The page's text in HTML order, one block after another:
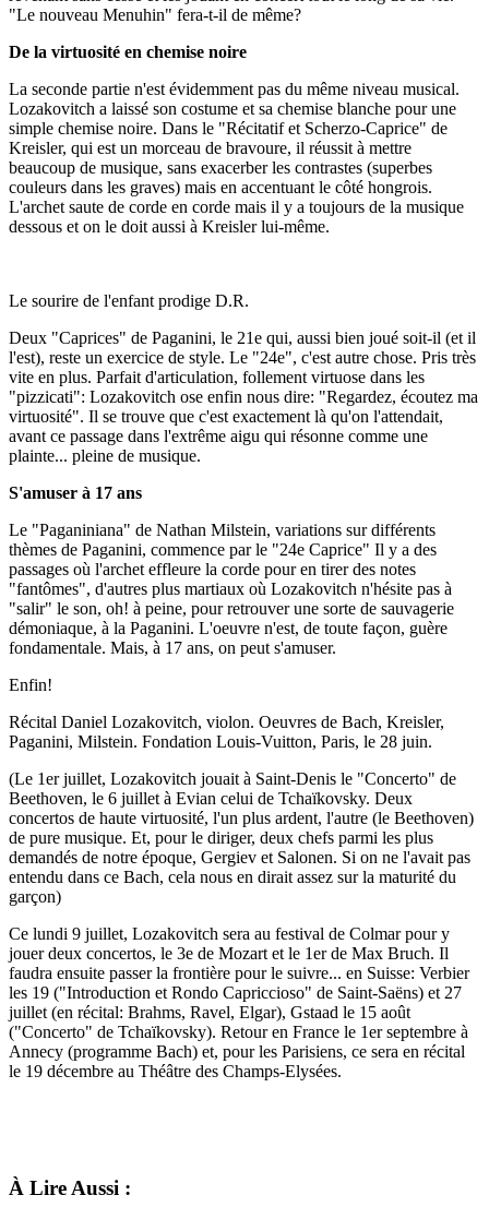
"Le nouveau Menuhin" fera-t-il de même?
De la virtuosité en chemise noire
La seconde partie n'est évidemment pas du même niveau musical.
Lozakovitch a laissé son costume et sa chemise blanche pour une
simple chemise noire. Dans le "Récitatif et Scherzo-Caprice" de
Kreisler, qui est un morceau de bravoure, il réussit à mettre
beaucoup de musique, sans exacerber les contrastes (superbes
couleurs dans les graves) mais en accentuant le côté hongrois.
L'archet saute de corde en corde mais il y a toujours de la musique
dessous et on le doit aussi à Kreisler lui-même.
Le sourire de l'enfant prodige D.R.
Deux "Caprices" de Paganini, le 21e qui, aussi bien joué soit-il (et il
l'est), reste un exercice de style. Le "24e", c'est autre chose. Pris très
vite en plus. Parfait d'articulation, follement virtuose dans les
"pizzicati": Lozakovitch ose enfin nous dire: "Regardez, écoutez ma
virtuosité". Il se trouve que c'est exactement là qu'on l'attendait,
avant ce passage dans l'extrême aigu qui résonne comme une
plainte... pleine de musique.
S'amuser à 17 ans
Le "Paganiniana" de Nathan Milstein, variations sur différents
thèmes de Paganini, commence par le "24e Caprice" Il y a des
passages où l'archet effleure la corde pour en tirer des notes
"fantômes", d'autres plus martiaux où Lozakovitch n'hésite pas à
"salir" le son, oh! à peine, pour retrouver une sorte de sauvagerie
démoniaque, à la Paganini. L'oeuvre n'est, de toute façon, guère
fondamentale. Mais, à 17 ans, on peut s'amuser.
Enfin!
Récital Daniel Lozakovitch, violon. Oeuvres de Bach, Kreisler,
Paganini, Milstein. Fondation Louis-Vuitton, Paris, le 28 juin.
(Le 1er juillet, Lozakovitch jouait à Saint-Denis le "Concerto" de
Beethoven, le 6 juillet à Evian celui de Tchaïkovsky. Deux
concertos de haute virtuosité, l'un plus ardent, l'autre (le Beethoven)
de pure musique. Et, pour le diriger, deux chefs parmi les plus
demandés de notre époque, Gergiev et Salonen. Si on ne l'avait pas
entendu dans ce Bach, cela nous en dirait assez sur la maturité du
garçon)
Ce lundi 9 juillet, Lozakovitch sera au festival de Colmar pour y
jouer deux concertos, le 3e de Mozart et le 1er de Max Bruch. Il
faudra ensuite passer la frontière pour le suivre... en Suisse: Verbier
les 19 ("Introduction et Rondo Capriccioso" de Saint-Saëns) et 27
juillet (en récital: Brahms, Ravel, Elgar), Gstaad le 15 août
("Concerto" de Tchaïkovsky). Retour en France le 1er septembre à
Annecy (programme Bach) et, pour les Parisiens, ce sera en récital
le 19 décembre au Théâtre des Champs-Elysées.
À Lire Aussi :